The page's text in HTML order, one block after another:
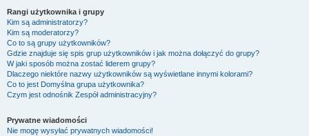
Rangi użytkownika i grupy
Kim są administratorzy?
Kim są moderatorzy?
Co to są grupy użytkowników?
Gdzie znajduje się spis grup użytkowników i jak można dołączyć do grupy?
W jaki sposób można zostać liderem grupy?
Dlaczego niektóre nazwy użytkowników są wyświetlane innymi kolorami?
Co to jest Domyślna grupa użytkownika?
Czym jest odnośnik Zespół administracyjny?
Prywatne wiadomości
Nie mogę wysyłać prywatnych wiadomości!